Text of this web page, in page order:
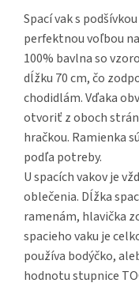
Spací vak s
perfektnou voľbou
100% bavlna so
dĺžku 70 cm, čo
chodidlám. Vďaka
otvoriť z oboch
hračkou. Ramienka
podľa potreby.
U spacích vakov je
oblečenia. Dĺžka
ramenám, hlavička
spacieho vaku je
používa bodýčko,
hodnotu stupnice